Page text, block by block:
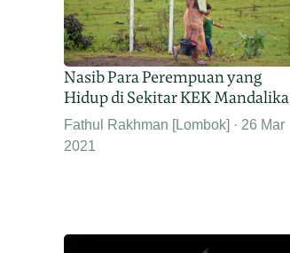
Nasib Para Perempuan yang
Hidup di Sekitar KEK Mandalika
Fathul Rakhman [Lombok]
26 Mar
2021